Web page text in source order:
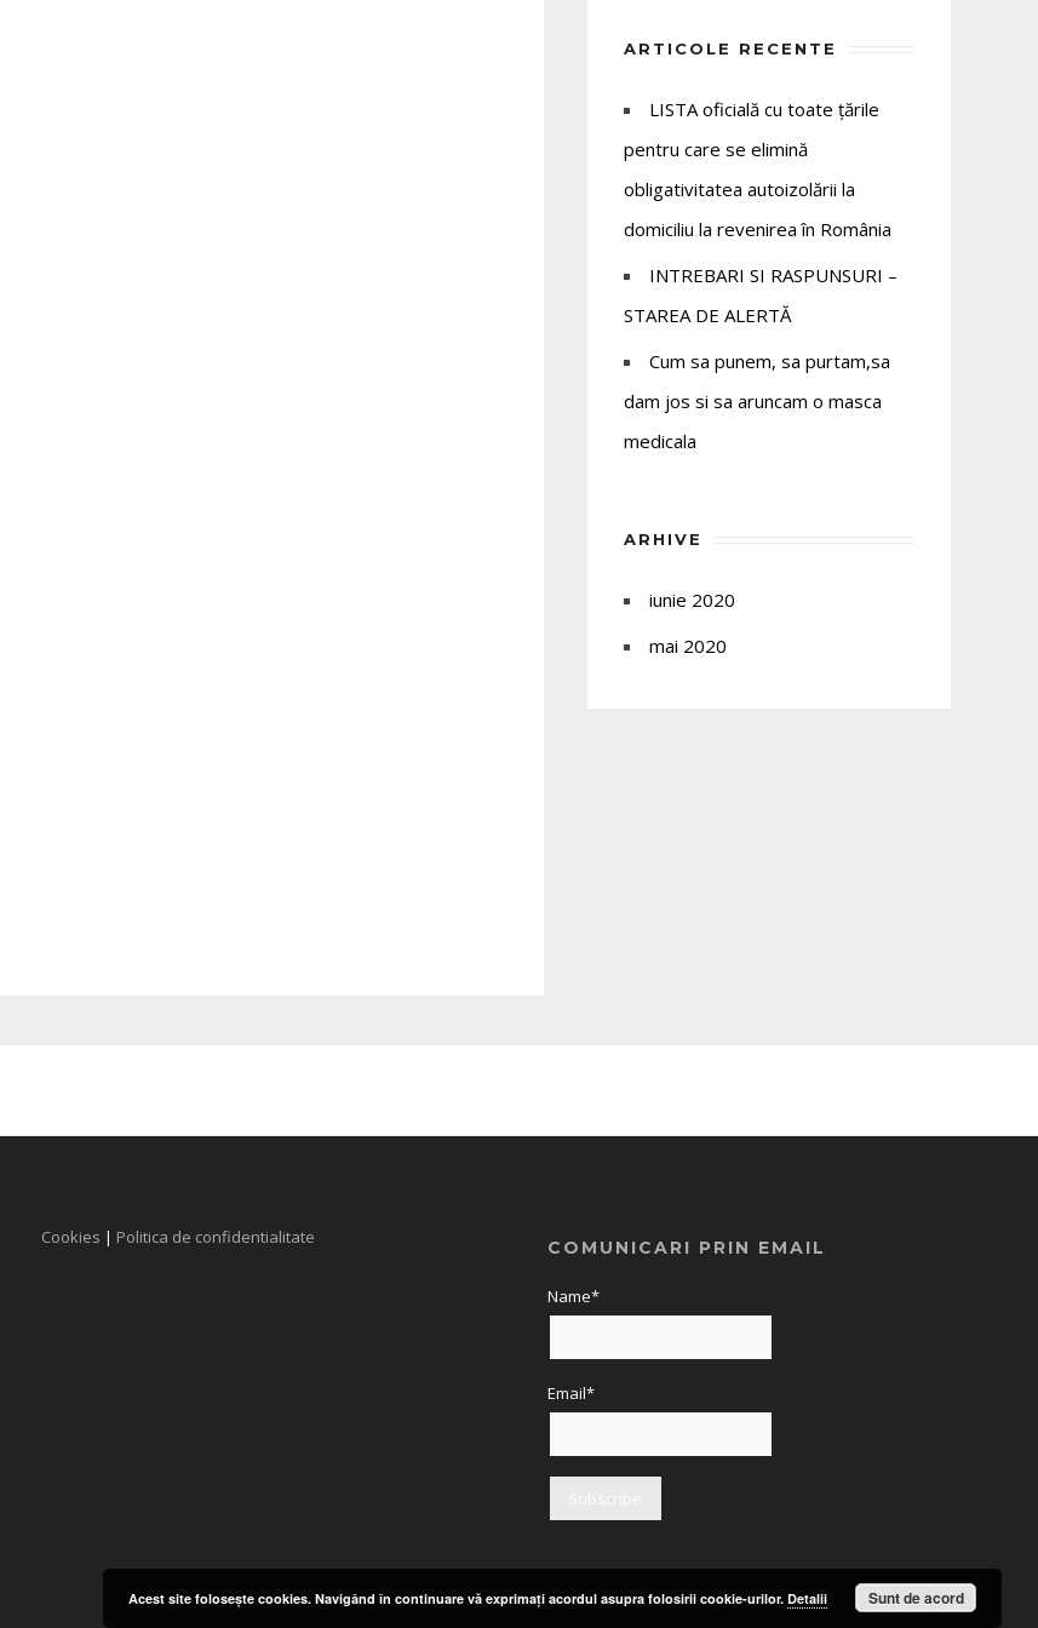
ARTICOLE RECENTE
LISTA oficială cu toate țările
pentru care se elimină
obligativitatea autoizolării la
domiciliu la revenirea în România
INTREBARI SI RASPUNSURI –
STAREA DE ALERTĂ
Cum sa punem, sa purtam,sa
dam jos si sa aruncam o masca
medicala
ARHIVE
iunie 2020
mai 2020
Cookies | Politica de confidentialitate COMUNICARI PRIN EMAIL
Name*
Email*
Acest site foloseşte cookies. Navigând în continuare vă exprimaţi acordul asupra folosirii cookie-urilor. Detalii Sunt de acord